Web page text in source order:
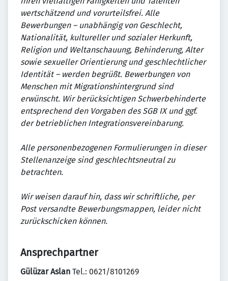
wertschätzend und vorurteilsfrei. Alle
Bewerbungen – unabhängig von Geschlecht,
Nationalität, kultureller und sozialer Herkunft,
Religion und Weltanschauung, Behinderung, Alter
sowie sexueller Orientierung und geschlechtlicher
Identität – werden begrüßt. Bewerbungen von
Menschen mit Migrationshintergrund sind
erwünscht. Wir berücksichtigen Schwerbehinderte
entsprechend den Vorgaben des SGB IX und ggf.
der betrieblichen Integrationsvereinbarung.
Alle personenbezogenen Formulierungen in dieser
Stellenanzeige sind geschlechtsneutral zu
betrachten.
Wir weisen darauf hin, dass wir schriftliche, per
Post versandte Bewerbungsmappen, leider nicht
zurückschicken können.
Ansprechpartner
Gülüzar Aslan Tel.: 0621/8101269